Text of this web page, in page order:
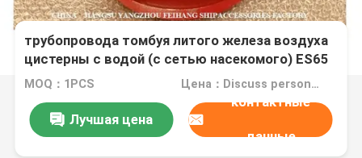
Служит фланцем тип приемная сторона
трубопровода томбуя литого железа воздуха
цистерны с водой (с сетью насекомого) ES65
CB/T3594-1994
MOQ：1PCS Цена：Discuss personally
Лучшая цена
контактные
данные